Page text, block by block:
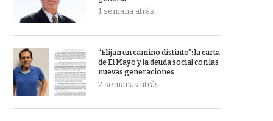
1 semana atrás
“Elijan un camino distinto”: la carta
de El Mayo y la deuda social con las
nuevas generaciones
2 semanas atrás